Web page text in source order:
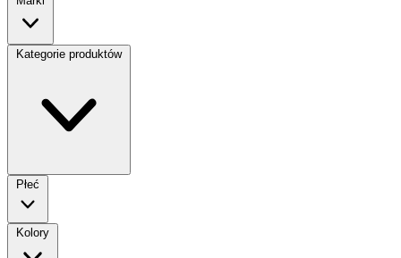
Kategorie produktów
Płeć
Kolory